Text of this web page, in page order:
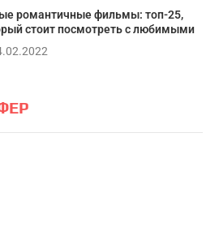
романтичные фильмы: топ-25,
стоит посмотреть с любимыми